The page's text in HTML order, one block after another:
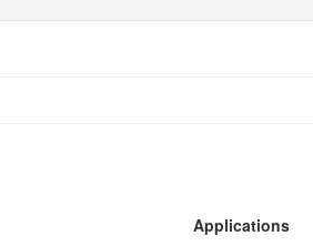
Applications